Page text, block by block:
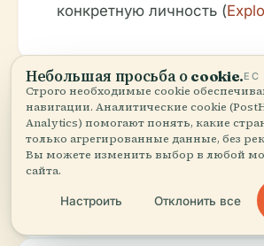
конкретную личность (
Германский герой или
фигура:Теории включают
правителей или героев,
имеют сильных
Atlas Obscura
Небольшая просьба о cookie.ЕС
Строго необходимые cookie
навигации. Аналитические cookie
Analytics) помогают понять, какие
только агрегированные данные, без
Вы можете изменить выбор в любой
сайта.
Настроить Отклонить все